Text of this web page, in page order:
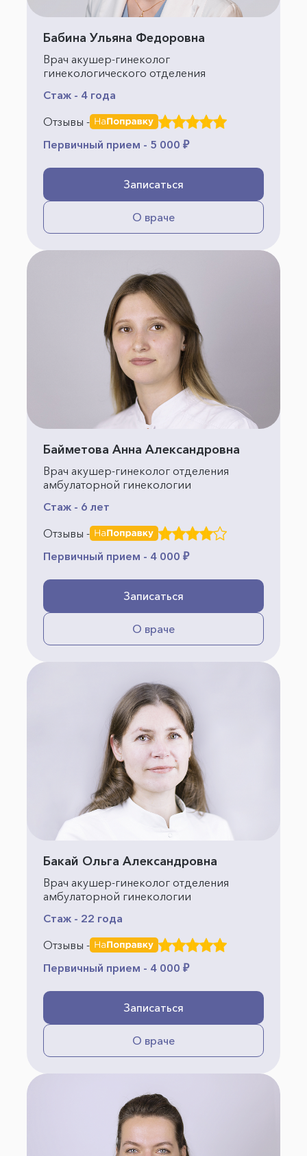
Бабина Ульяна Федоровна
Врач акушер-гинеколог
гинекологического отделения
Стаж - 4 года
Отзывы -
Первичный прием - 5 000 ₽
Записаться
О враче
Байметова Анна Александровна
Врач акушер-гинеколог отделения
амбулаторной гинекологии
Стаж - 6 лет
Отзывы -
Первичный прием - 4 000 ₽
Записаться
О враче
Бакай Ольга Александровна
Врач акушер-гинеколог отделения
амбулаторной гинекологии
Стаж - 22 года
Отзывы -
Первичный прием - 4 000 ₽
Записаться
О враче